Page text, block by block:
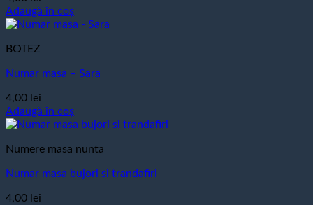
Adaugă în coș
BOTEZ
Numar masa – Sara
4,00 lei
Adaugă în coș
Numere masa nunta
Numar masa bujori si trandafiri
4,00 lei